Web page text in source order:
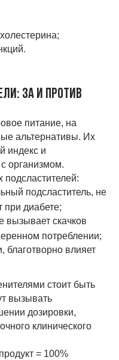
за и против
питание, на
альтернативы. Их
индекс и
организмом.
подсластитель, не
при диабете;
вызывает скачков
потреблении;
благотворно влияет
стоит быть
вызывать
дозировки,
клинического
= 100%